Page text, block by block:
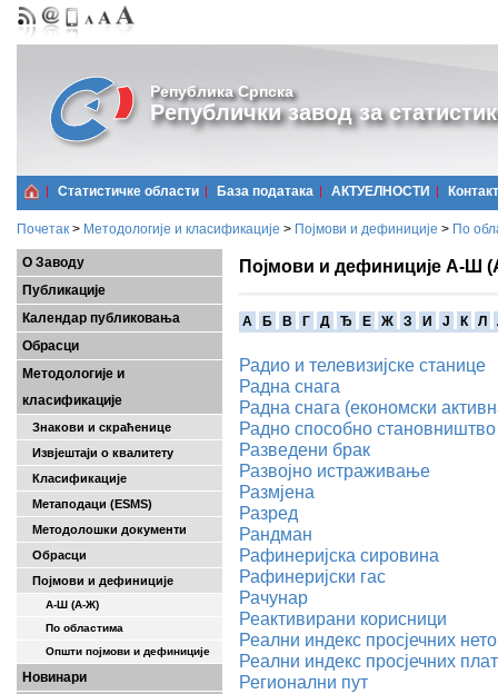
Република Српска
Републички завод за
Статистичке области Базa података АКТУЕЛНОСТИ Контакт
Почетак > Методологије и класификације > Појмови и дефиниције > По
О Заводу
Публикације
Календар публиковања
Обрасци
Методологије и
класификације
Знакови и скраћенице
Извјештаји о квалитету
Класификације
Метаподаци (ESMS)
Методолошки документи
Обрасци
Појмови и дефиниције
А-Ш (A-Ж)
По областима
Општи појмови и дефиниције
Новинари
Појмови и дефиниције А-Ш
A Б В Г Д Ђ Е Ж З И Ј К Л
Радио и телевизијске станице
Радна снага
Радна снага (економски
Радно способно становништво
Разведени брак
Развојно истраживање
Размјена
Разред
Рандман
Рафинеријска сировина
Рафинеријски гас
Рачунар
Реактивирани корисници
Реални индекс просјечних
Реални индекс просјечних
Регионални пут